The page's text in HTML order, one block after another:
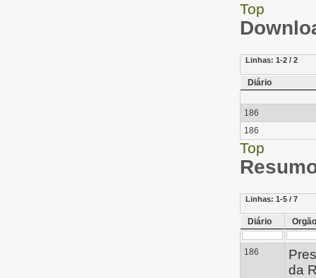
Top
Linhas: 1-2 / 2
Diário
186
186
Top
Linhas: 1-5 / 7
Diário Orgão
186
da